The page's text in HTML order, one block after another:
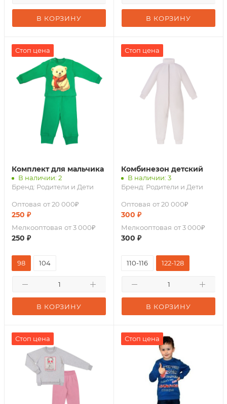
В КОРЗИНУ В КОРЗИНУ
Стоп цена
Комплект для мальчика
В наличии: 2
Бренд: Родители и Дети
Оптовая от 20 000₽
250 ₽
Мелкооптовая от 3 000₽
250 ₽
В КОРЗИНУ
98 104
Стоп цена
Комбинезон детский
В наличии: 3
Бренд: Родители и Дети
Оптовая от 20 000₽
300 ₽
Мелкооптовая от 3 000₽
300 ₽
В КОРЗИНУ
110-116 122-128
Стоп цена Стоп цена